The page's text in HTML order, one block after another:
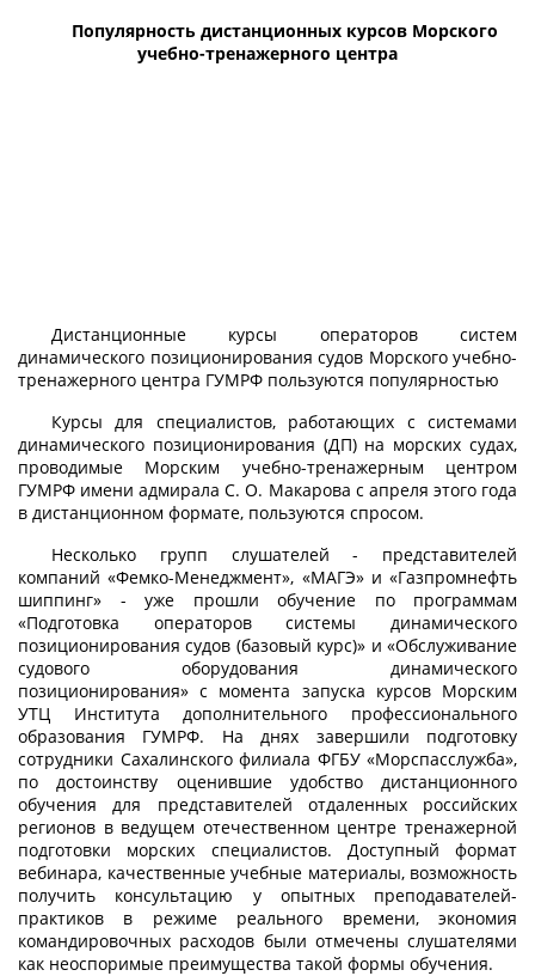
Популярность дистанционных курсов Морского
учебно-тренажерного центра
Дистанционные курсы операторов систем
динамического позиционирования судов Морского учебно-
тренажерного центра ГУМРФ пользуются популярностью
Курсы для специалистов, работающих с системами
динамического позиционирования (ДП) на морских судах,
проводимые Морским учебно-тренажерным центром
ГУМРФ имени адмирала С. О. Макарова с апреля этого года
в дистанционном формате, пользуются спросом.
Несколько групп слушателей - представителей
компаний «Фемко-Менеджмент», «МАГЭ» и «Газпромнефть
шиппинг» - уже прошли обучение по программам
«Подготовка операторов системы динамического
позиционирования судов (базовый курс)» и «Обслуживание
судового оборудования динамического
позиционирования» с момента запуска курсов Морским
УТЦ Института дополнительного профессионального
образования ГУМРФ. На днях завершили подготовку
сотрудники Сахалинского филиала ФГБУ «Морспасслужба»,
по достоинству оценившие удобство дистанционного
обучения для представителей отдаленных российских
регионов в ведущем отечественном центре тренажерной
подготовки морских специалистов. Доступный формат
вебинара, качественные учебные материалы, возможность
получить консультацию у опытных преподавателей-
практиков в режиме реального времени, экономия
командировочных расходов были отмечены слушателями
как неоспоримые преимущества такой формы обучения.